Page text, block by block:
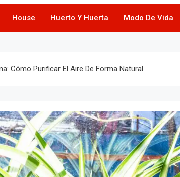
House Huerto Y Huerta Modo De Vida
Cómo Purificar El Aire De Forma Natural